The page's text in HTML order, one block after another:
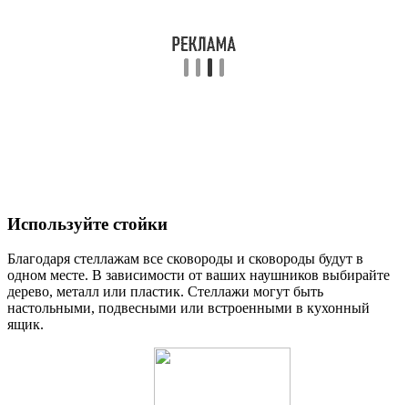
Используйте стойки
Благодаря стеллажам все сковороды и сковороды будут в
одном месте. В зависимости от ваших наушников выбирайте
дерево, металл или пластик. Стеллажи могут быть
настольными, подвесными или встроенными в кухонный
ящик.